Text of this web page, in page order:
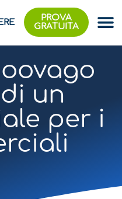
PROVA
GRATUITA
di un
per i